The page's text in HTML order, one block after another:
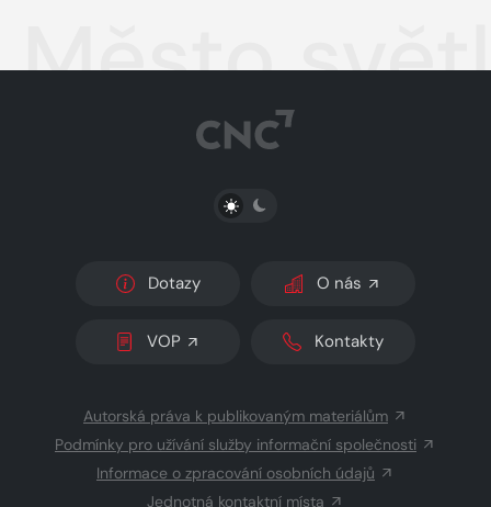
Město
PŘEPNOUT SVĚTLÝ/TMAVÝ REŽIM
Dotazy O nás
VOP Kontakty
Autorská práva k publikovaným materiálům
Podmínky pro užívání služby informační společnosti
Informace o zpracování osobních údajů
Jednotná kontaktní místa